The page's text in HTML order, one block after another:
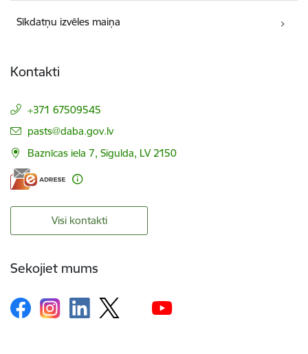
Sīkdatņu izvēles maiņa
Kontakti
+371 67509545
E-pasts:
pasts@daba.gov.lv
Baznīcas iela 7, Sigulda, LV 2150
Visi kontakti
Sekojiet mums